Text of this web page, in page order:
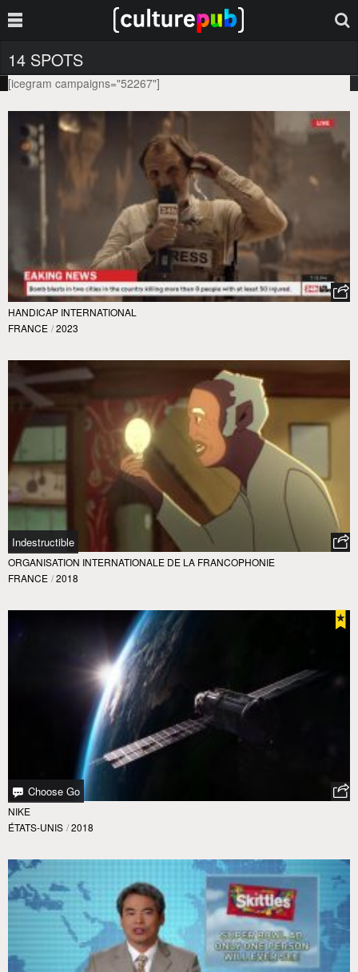
14 SPOTS
[icegram campaigns="52267"]
HANDICAP INTERNATIONAL
FRANCE / 2023
Indestructible
ORGANISATION INTERNATIONALE DE LA FRANCOPHONIE
FRANCE / 2018
Choose Go
NIKE
ÉTATS-UNIS / 2018